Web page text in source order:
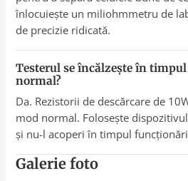
înlocuiește un miliohmmetru de
de precizie ridicată.
Testerul se încălzește în
normal?
Da. Rezistorii de descărcare de
mod normal. Folosește
și nu-l acoperi în timpul
Galerie foto